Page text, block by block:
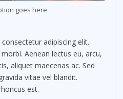
goes here
adipiscing elit.
Aenean lectus eu, arcu,
aliquet maecenas ac. Sed
vitae vel blandit.
est.